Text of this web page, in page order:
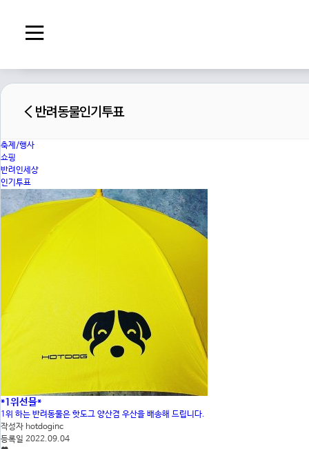
반려동물인기투표
축제/행사
쇼핑
반려인세상
인기투표
*1위선물*
1위 하는 반려동물은 핫도그 양산겸 우산을 배송해 드립니다.
작성자 hotdoginc
등록일 2022.09.04